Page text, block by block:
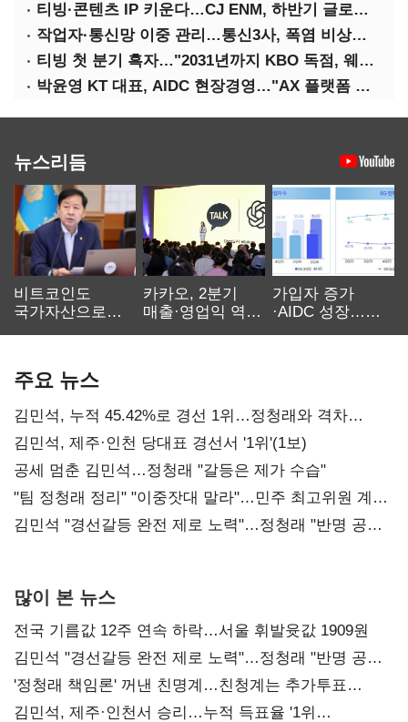
티빙·콘텐츠 IP 키운다…CJ ENM, 하반기 글로벌 확장 가속
작업자·통신망 이중 관리…통신3사, 폭염 비상대응 돌입
티빙 첫 분기 흑자…"2031년까지 KBO 독점, 웨이브 합병도 속도"
박윤영 KT 대표, AIDC 현장경영…"AX 플랫폼 핵심 인프라로 키운다"
뉴스리듬
비트코인도
국가자산으로…'
카카오, 2분기
매출·영업익 역대
가입자 증가
·AIDC 성장…
주요 뉴스
김민석, 누적 45.42%로 경선 1위…정청래와 격차
0.86%p(2보)
김민석, 제주·인천 당대표 경선서 '1위'(1보)
공세 멈춘 김민석…정청래 "갈등은 제가 수습"
"팀 정청래 정리" "이중잣대 말라"…민주 최고위원 계파
다툼 격화
김민석 "경선갈등 완전 제로 노력"…정청래 "반명 공세
많이 본 뉴스
전국 기름값 12주 연속 하락…서울 휘발윳값 1909원
김민석 "경선갈등 완전 제로 노력"…정청래 "반명 공세
사과부터"
'정청래 책임론' 꺼낸 친명계…친청계는 추가투표
때리기
김민석, 제주·인천서 승리…누적 득표율 '1위